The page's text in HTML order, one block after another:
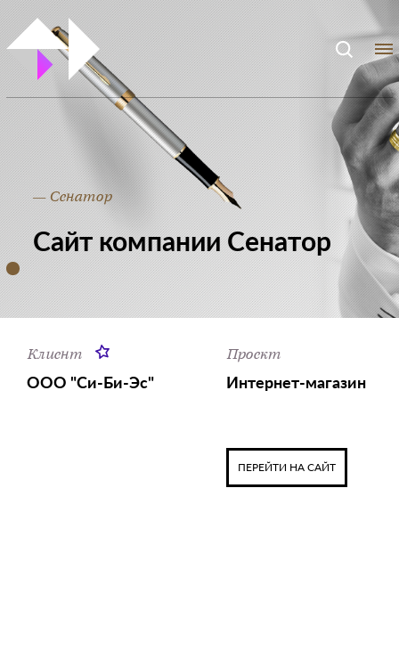
— Сенатор
Сайт компании Сенатор
Клиент
ООО "Си-Би-Эс"
Проект
Интернет-магазин
ПЕРЕЙТИ НА САЙТ